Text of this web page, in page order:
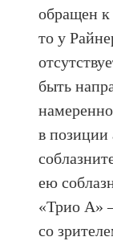
обращен к
то у
быть
в позиции
ею
«Трио А»
со